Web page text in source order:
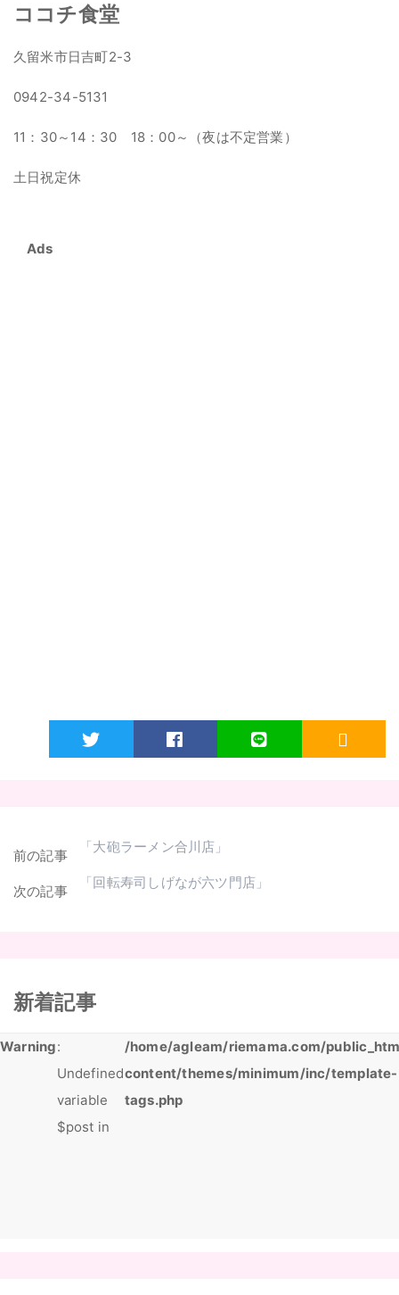
ココチ食堂
久留米市日吉町2-3
0942-34-5131
11：30～14：30 18：00～（夜は不定営業）
土日祝定休
Ads
Facebook
前の記事
「大砲ラーメン合川店」
次の記事
「回転寿司しげなが六ツ門店」
新着記事
Warning:
Undefined
variable
$post in
/home/agleam/riemama.com/
content/themes/minimum/inc/template-
tags.php